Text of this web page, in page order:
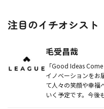
注目のイチオシスト
毛受昌哉
「Good Ideas
イノベーションをお
て人々の笑顔や幸福
いく予定です。今後